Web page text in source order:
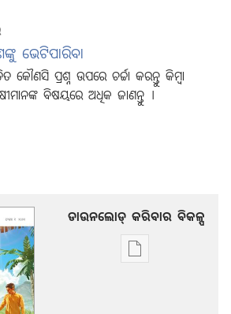
ଭେଟିପାରିବା
ପ୍ରଶ୍ନ ଉପରେ ଚର୍ଚ୍ଚା କରନ୍ତୁ କିମ୍ବା
ବିଷୟରେ ଅଧିକ ଜାଣନ୍ତୁ ।
ଡାଉନଲୋଡ୍ କରିବାର ବିକଳ୍ପ
ଡିଜିଟାଲ୍